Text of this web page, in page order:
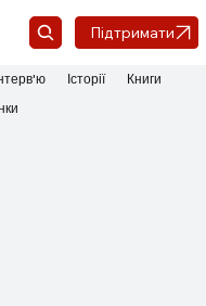
Підтримати
Історії
Книги